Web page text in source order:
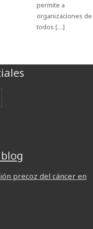
permite a
organizaciones de
todos […]
precoz del cáncer en